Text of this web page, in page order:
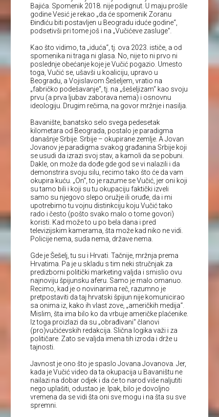
Bajića. Spomenik 2018. nije podignut. U maju prošle
godine Vesić je rekao „da će spomenik Zoranu
Đinđiću biti postavljen u Beogradu iduće godine“,
podsetivši pri tome još i na „Vučićeve zasluge“.
Kao što vidimo, ta „iduća“, tj. ova 2023. ističe, a od
spomenika ni traga ni glasa. No, nije to ni prvo ni
poslednje obećanje koje je Vučić pogazio. Umesto
toga, Vučić se, ušavši u koaliciju, upravo u
Beogradu, a Vojislavom Šešeljem, vratio na
„fabričko podešavanje“, tj. na „šešeljizam“ kao svoju
prvu (a prva ljubav zaborava nema) i osnovnu
ideologiju. Drugim rečima, na govor mržnje i nasilja.
Bavanište, banatsko selo svega pedesetak
kilometara od Beograda, postalo je paradigma
današnje Srbije. Srbije – okupirane zemlje. A Jovan
Jovanov je paradigma svakog građanina Srbije koji
se usudi da izrazi svoj stav, a kamoli da se pobuni.
Dakle, on može da dođe gde god se vi nalazili i da
demonstrira svoju silu, recimo tako što će da vam
okupira kuću. „On“, to je razume se Vučić, jer oni koji
su tamo bili i koji su tu okupaciju faktički izveli
samo su njegovo slepo oružje ili oruđe, da i mi
upotrebimo tu vojnu distinkciju koju Vučić tako
rado i često (pošto svako malo o tome govori)
koristi. Kad može to u po bela dana i pred
televizijskim kamerama, šta može kad niko ne vidi.
Policije nema, suda nema, države nema.
Gde je Šešelj, tu su i Hrvati. Tačnije, mržnja prema
Hrvatima. Pa je u skladu s tim neki stručnjak za
predizborni politički marketing valjda i smislio ovu
najnoviju špijunsku aferu. Samo je malo omanuo.
Recimo, kad je o novinarima reč, razumno je
pretpostaviti da taj hrvatski špijun nije komunicirao
sa onima iz, kako ih vlast zove, „američkih medija“.
Mislim, šta ima bilo ko da vrbuje američke plaćenike.
Iz toga proizlazi da su „obrađivani“ članovi
(pro)vučićevskih redakcija. Slična logika važi i za
političare. Zato se valjda imena tih izroda i drže u
tajnosti.
Javnost je ono što je spaslo Jovana Jovanova. Jer,
kada je Vučić video da ta okupacija u Bavaništu ne
nailazi na dobar odjek i da će to narod više naljutiti
nego uplašiti, odustao je. Ipak, bilo je dovoljno
vremena da se vidi šta oni sve mogu i na šta su sve
spremni.